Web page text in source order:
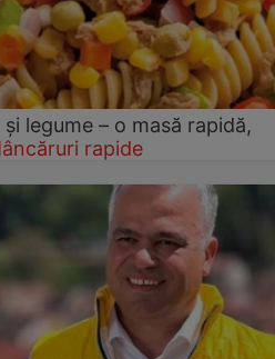
legume – o masă rapidă,
rapide